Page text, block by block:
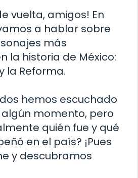
vuelta, amigos! En
a hablar sobre
más
la historia de México:
la Reforma.
hemos escuchado
momento, pero
quién fue y qué
en el país? ¡Pues
y descubramos